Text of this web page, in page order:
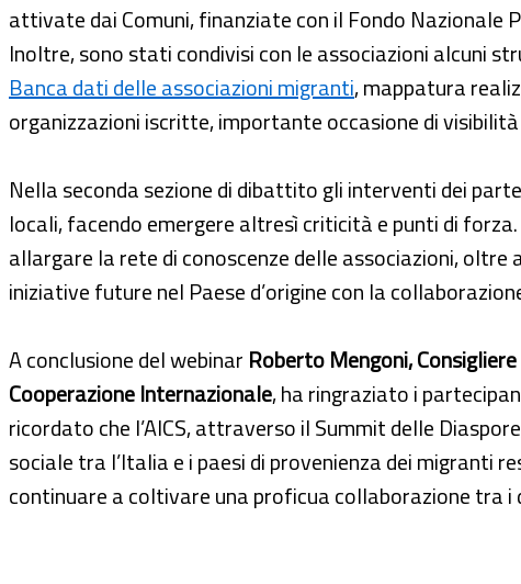
attivate dai Comuni, finanziate con il Fondo Nazionale
Inoltre, sono stati condivisi con le associazioni alcuni
Banca dati delle associazioni migranti, mappatura
organizzazioni iscritte, importante occasione di
Nella seconda sezione di dibattito gli interventi dei
locali, facendo emergere altresì criticità e punti di
allargare la rete di conoscenze delle associazioni,
iniziative future nel Paese d’origine con la
A conclusione del webinar Roberto Mengoni,
Cooperazione Internazionale, ha ringraziato i
ricordato che l’AICS, attraverso il Summit delle
sociale tra l’Italia e i paesi di provenienza dei migranti
continuare a coltivare una proficua collaborazione tra i